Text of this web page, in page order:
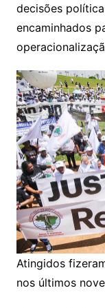
decisões
encaminhados
Atingidos
nos últimos